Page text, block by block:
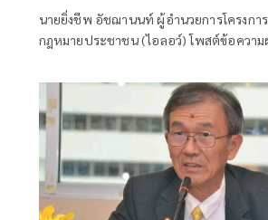
นายยิ่งชีพ อัชฌานนท์ ผู้อำนวยการโครงกา
กฎหมายประชาชน (ไอลอว์) โพสต์ข้อความ